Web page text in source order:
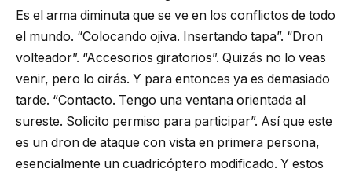
Es el arma diminuta que se ve en los conflictos de todo
el mundo. “Colocando ojiva. Insertando tapa”. “Dron
volteador”. “Accesorios giratorios”. Quizás no lo veas
venir, pero lo oirás. Y para entonces ya es demasiado
tarde. “Contacto. Tengo una ventana orientada al
sureste. Solicito permiso para participar”. Así que este
es un dron de ataque con vista en primera persona,
esencialmente un cuadricóptero modificado. Y estos